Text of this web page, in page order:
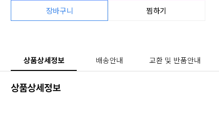
장바구니 찜하기
상품상세정보 배송안내 교환 및 반품안내
상품상세정보